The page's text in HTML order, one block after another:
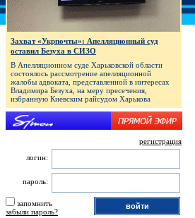
Захват «Укрпочты»: Апелляционный суд
оставил Безуха в СИЗО
В Апелляционном суде Харьковской области
состоялось рассмотрение апелляционной
жалобы адвоката, представленной в интересах
Владимира Безуха, на меру пресечения,
избранную Киевским райсудом Харькова
регистрация
логин:
пароль:
запомнить
забыли пароль?